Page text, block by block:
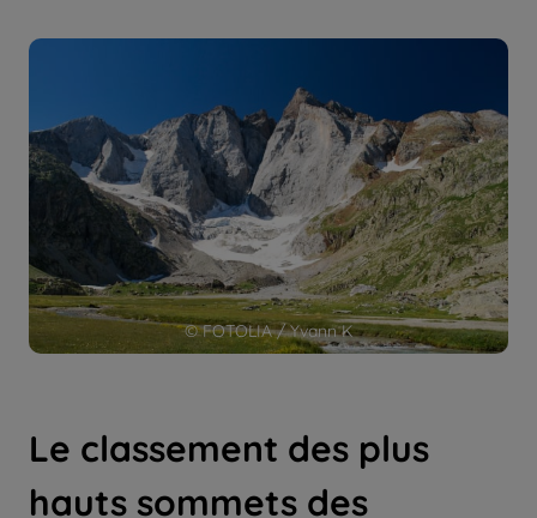
© FOTOLIA / Yvann K
Le classement des plus
hauts sommets des